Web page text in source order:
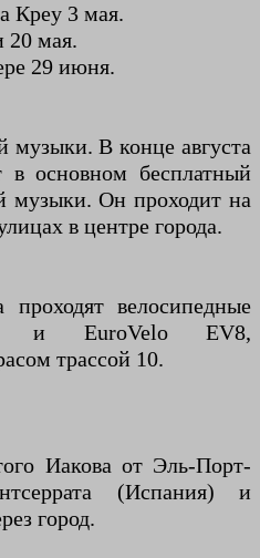
Креу 3 мая.
20 мая.
29 июня.
музыки. В конце августа
в основном бесплатный
музыки. Он проходит на
в центре города.
проходят велосипедные
и EuroVelo EV8,
трассой 10.
Иакова от Эль-Порт-
(Испания) и
город.